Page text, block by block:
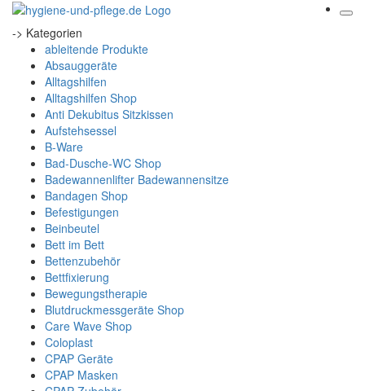
-> Kategorien
ableitende Produkte
Absauggeräte
Alltagshilfen
Alltagshilfen Shop
Anti Dekubitus Sitzkissen
Aufstehsessel
B-Ware
Bad-Dusche-WC Shop
Badewannenlifter Badewannensitze
Bandagen Shop
Befestigungen
Beinbeutel
Bett im Bett
Bettenzubehör
Bettfixierung
Bewegungstherapie
Blutdruckmessgeräte Shop
Care Wave Shop
Coloplast
CPAP Geräte
CPAP Masken